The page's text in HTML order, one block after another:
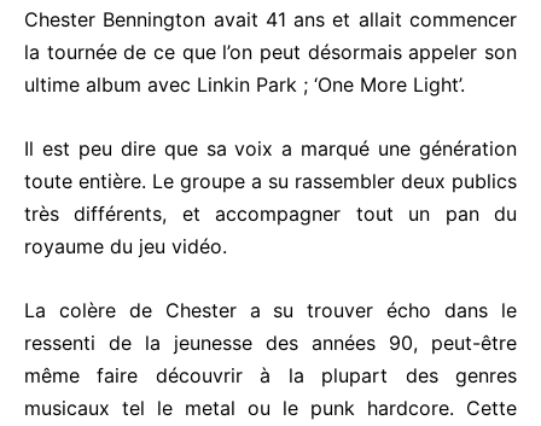
Chester Bennington avait 41 ans et allait commencer
la tournée de ce que l’on peut désormais appeler son
ultime album avec Linkin Park ; ‘One More Light’.
Il est peu dire que sa voix a marqué une génération
toute entière. Le groupe a su rassembler deux publics
très différents, et accompagner tout un pan du
royaume du jeu vidéo.
La colère de Chester a su trouver écho dans le
ressenti de la jeunesse des années 90, peut-être
même faire découvrir à la plupart des genres
musicaux tel le metal ou le punk hardcore. Cette